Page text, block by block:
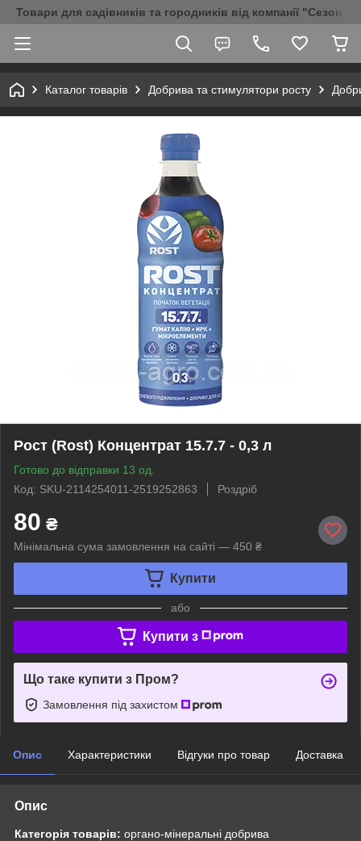
Товари для садівників та городників від компанії "Сезон
Каталог товарів Добрива та стимулятори росту
Рост (Rost) Концентрат 15.7.7 - 0,3 л
Готово до відправки 13 од.
Код: SKU-2114254011-2519252863
Роздріб
80 ₴
Мінімальна сума замовлення на сайті — 450 ₴
Купити
або
Купити з
Що таке купити з Пром?
Замовлення під захистом
Опис Характеристики Відгуки про товар Доставка
Опис
Категорія товарів: органо-мінеральні добрива